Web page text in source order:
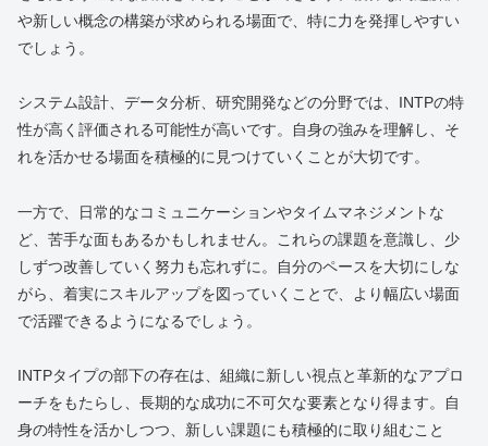
や新しい概念の構築が求められる場面で、特に力を発揮しやすい
でしょう。
システム設計、データ分析、研究開発などの分野では、INTPの特
性が高く評価される可能性が高いです。自身の強みを理解し、そ
れを活かせる場面を積極的に見つけていくことが大切です。
一方で、日常的なコミュニケーションやタイムマネジメントな
ど、苦手な面もあるかもしれません。これらの課題を意識し、少
しずつ改善していく努力も忘れずに。自分のペースを大切にしな
がら、着実にスキルアップを図っていくことで、より幅広い場面
で活躍できるようになるでしょう。
INTPタイプの部下の存在は、組織に新しい視点と革新的なアプロ
ーチをもたらし、長期的な成功に不可欠な要素となり得ます。自
身の特性を活かしつつ、新しい課題にも積極的に取り組むこと